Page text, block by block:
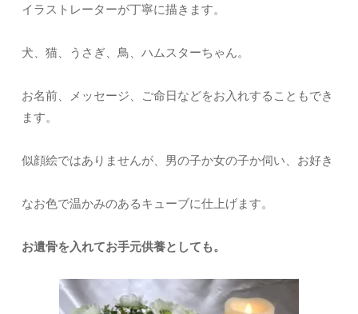
イラストレーターが丁寧に描きます。
犬、猫、うさぎ、鳥、ハムスターちゃん。
お名前、メッセージ、ご命日などをお入れすることもでき
ます。
似顔絵ではありませんが、男の子か女の子か伺い、お好き
なお色で温かみのあるキューブに仕上げます。
お遺骨を入れてお手元供養としても。